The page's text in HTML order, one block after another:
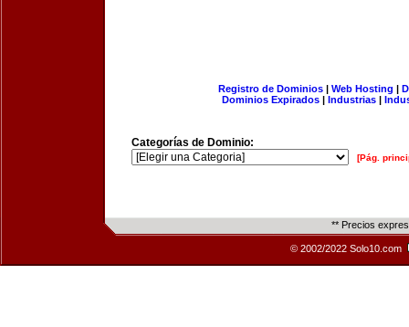
Registro de Dominios| Web Hosting |
Dominios Expirados | Industrias |
Categorías de Dominio:
[Pág.
** Precios
© 2002/2022 Solo10.com